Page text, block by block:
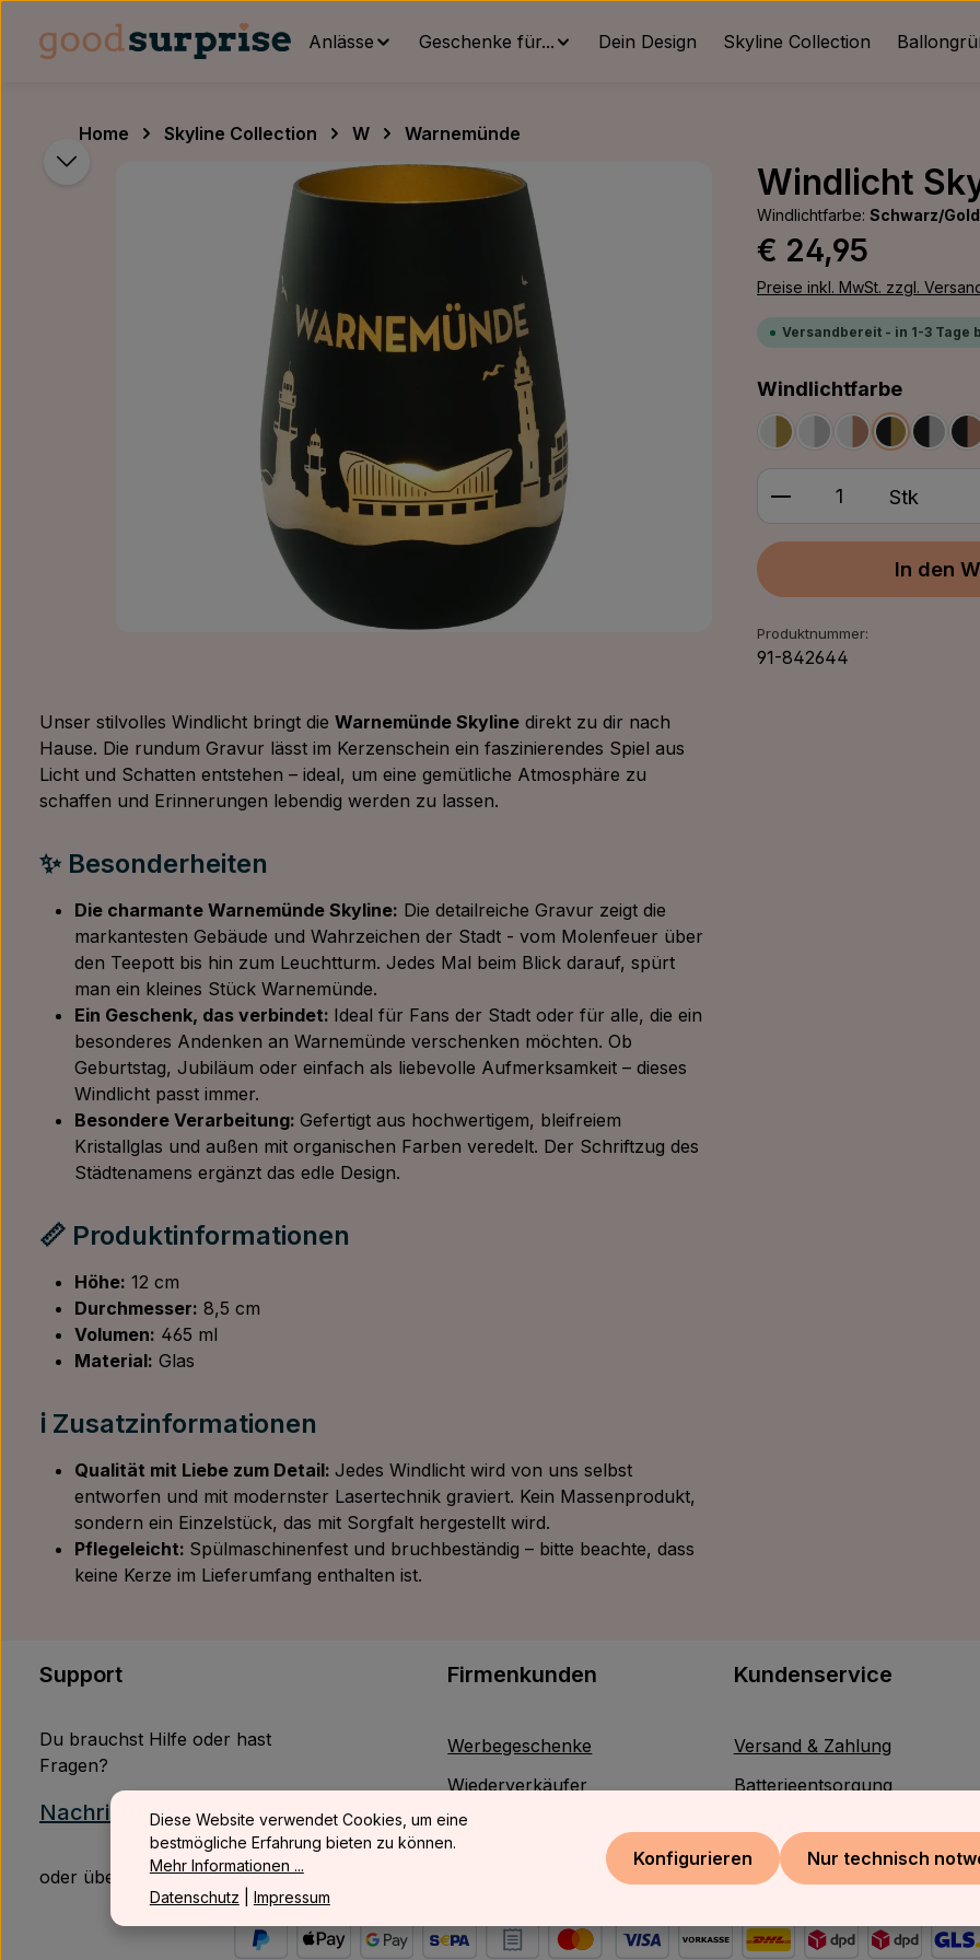
Hauptinhalt springen
Zur Hauptnavigation springen
Anlässe Geschenke für... Dein Design Skyline Collection
Home Skyline Collection W
Warnemünde
Bildergalerie überspringen
Windlicht
Windlichtfarbe: Schwarz/Gold
Regulärer Preis:
€ 24,95
Preise inkl. MwSt. zzgl.
Versandbereit - in 1-3 Tage
Windlichtfarbe
Weiß/Gold
Weiß/Silber
Weiß/Bronze
Schwarz/
Produkt Anzahl:
Stk
In den
Produktnummer:
91-842644
Unser stilvolles Windlicht bringt die Warnemünde Skyline direkt zu dir nach
Hause. Die rundum Gravur lässt im Kerzenschein ein faszinierendes Spiel aus
Licht und Schatten entstehen – ideal, um eine gemütliche Atmosphäre zu
schaffen und Erinnerungen lebendig werden zu lassen.
✨ Besonderheiten
Die charmante Warnemünde Skyline: Die detailreiche Gravur zeigt die
markantesten Gebäude und Wahrzeichen der Stadt - vom Molenfeuer über
den Teepott bis hin zum Leuchtturm. Jedes Mal beim Blick darauf, spürt
man ein kleines Stück Warnemünde.
Ein Geschenk, das verbindet: Ideal für Fans der Stadt oder für alle, die ein
besonderes Andenken an Warnemünde verschenken möchten. Ob
Geburtstag, Jubiläum oder einfach als liebevolle Aufmerksamkeit – dieses
Windlicht passt immer.
Besondere Verarbeitung: Gefertigt aus hochwertigem, bleifreiem
Kristallglas und außen mit organischen Farben veredelt. Der Schriftzug des
Städtenamens ergänzt das edle Design.
📏 Produktinformationen
Höhe: 12 cm
Durchmesser: 8,5 cm
Volumen: 465 ml
Material: Glas
ℹ️ Zusatzinformationen
Qualität mit Liebe zum Detail: Jedes Windlicht wird von uns selbst
entworfen und mit modernster Lasertechnik graviert. Kein Massenprodukt,
sondern ein Einzelstück, das mit Sorgfalt hergestellt wird.
Pflegeleicht: Spülmaschinenfest und bruchbeständig – bitte beachte, dass
keine Kerze im Lieferumfang enthalten ist.
Support
Du brauchst Hilfe oder hast
Fragen?
Nachricht senden
oder über unserKontaktformular
Firmenkunden
Werbegeschenke
Wiederverkäufer
B2B
Kundenservice
Versand & Zahlung
Batterieentsorgung
Diese Website verwendet Cookies, um eine
bestmögliche Erfahrung bieten zu können.
Mehr Informationen ...
Datenschutz
Impressum
Nur technisch
Konfigurieren